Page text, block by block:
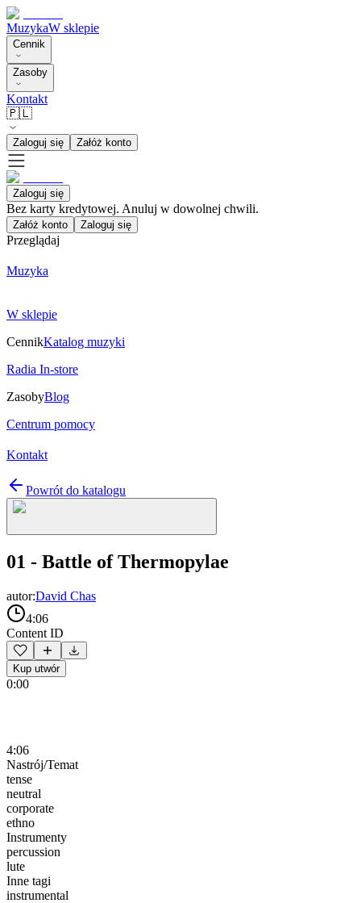
MuzykaW sklepie
Cennik
Zasoby
Kontakt
🇵🇱
Zaloguj się Załóż konto
Zaloguj się
Bez karty kredytowej. Anuluj w dowolnej chwili.
Załóż konto Zaloguj się
Przeglądaj
Muzyka
W sklepie
CennikKatalog muzyki
Radia In-store
ZasobyBlog
Centrum pomocy
Kontakt
Powrót do katalogu
01 - Battle of Thermopylae
autor:David Chas
4:06
Content ID
Kup utwór
0:00
4:06
Nastrój/Temat
tense
neutral
corporate
ethno
Instrumenty
percussion
lute
Inne tagi
instrumental